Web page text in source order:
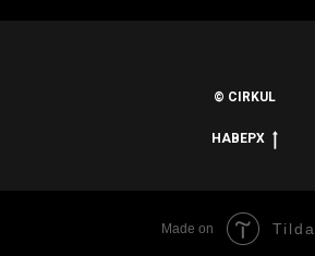
© CIRKUL
НАВЕРХ
Made on Tilda